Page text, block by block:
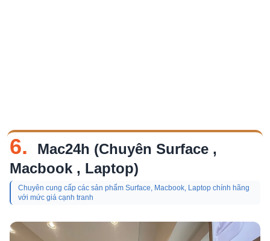
6.
Mac24h (Chuyên Surface ,
Macbook , Laptop)
Chuyên cung cấp các sản phẩm Surface, Macbook, Laptop chính hãng
với mức giá cạnh tranh